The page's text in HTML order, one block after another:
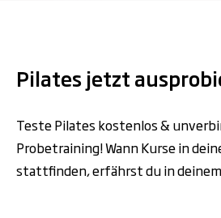
Pilates jetzt
Teste Pilates kostenlos &
Probetraining! Wann Kurse in
stattfinden, erfährst du in